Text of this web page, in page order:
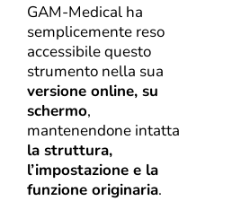
GAM-Medical ha
semplicemente reso
accessibile questo
strumento nella sua
versione online, su
schermo,
mantenendone intatta
la struttura,
l’impostazione e la
funzione originaria.